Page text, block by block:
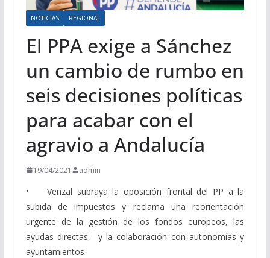
NOTICIAS REGIONAL
El PPA exige a Sánchez
un cambio de rumbo en
seis decisiones políticas
para acabar con el
agravio a Andalucía
19/04/2021 admin
• Venzal subraya la oposición frontal del PP a la
subida de impuestos y reclama una reorientación
urgente de la gestión de los fondos europeos, las
ayudas directas, y la colaboración con autonomías y
ayuntamientos